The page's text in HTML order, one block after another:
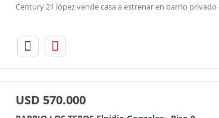
USD 570.000